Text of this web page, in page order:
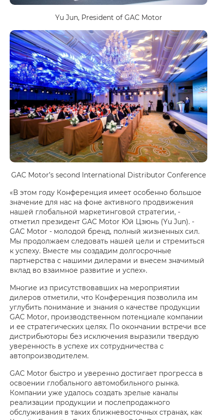
Yu Jun, President of GAC Motor
GAC Motor’s second International Distributor Conference
«В этом году Конференция имеет особенно большое
значение для нас на фоне активного продвижения
нашей глобальной маркетинговой стратегии, -
отметил президент GAC Motor Юй Цзюнь (Yu Jun). -
GAC Motor - молодой бренд, полный жизненных сил.
Мы продолжаем следовать нашей цели и стремиться
к успеху. Вместе мы создадим долгосрочные
партнерства с нашими дилерами и внесем значимый
вклад во взаимное развитие и успех».
Многие из присутствовавших на мероприятии
дилеров отметили, что Конференция позволила им
углубить понимание и знания о качестве продукции
GAC Motor, производственном потенциале компании
и ее стратегических целях. По окончании встречи все
дистрибьюторы без исключения выразили твердую
уверенность в успехе их сотрудничества с
автопроизводителем.
GAC Motor быстро и уверенно достигает прогресса в
освоении глобального автомобильного рынка.
Компании уже удалось создать зрелые каналы
реализации продукции и послепродажного
обслуживания в таких ближневосточных странах, как